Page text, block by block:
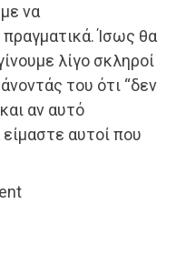
να
Ίσως θα
λίγο σκληροί
του ότι “δεν
αν αυτό
αυτοί που